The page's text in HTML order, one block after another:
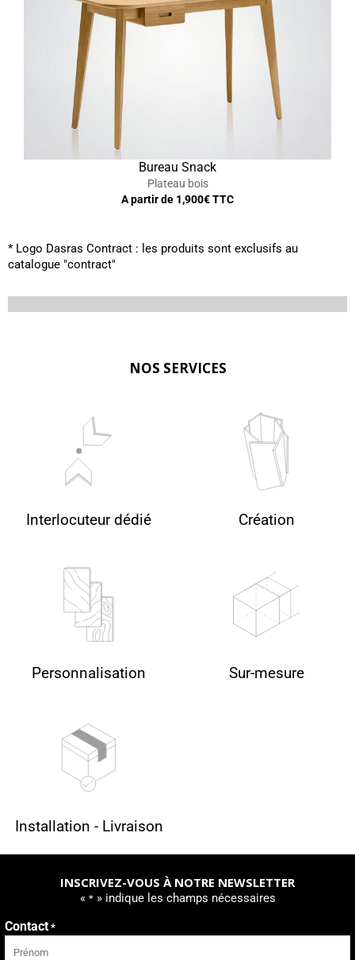
Bureau Snack
Plateau bois
A partir de 1,900€ TTC
* Logo Dasras Contract : les produits sont exclusifs au
catalogue "contract"
NOS SERVICES
Interlocuteur dédié Création
Personnalisation Sur-mesure
Installation - Livraison
INSCRIVEZ-VOUS À NOTRE NEWSLETTER
« *» indique les champs nécessaires
Contact *
Prénom
Nom